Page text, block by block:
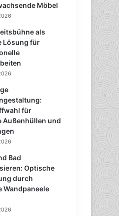
Möbel
als
Lösung für
für
Außenhüllen und
Bad
Optische
durch
Wandpaneele